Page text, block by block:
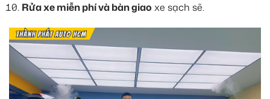
Rửa xe miễn phí và bàn giao xe sạch sẽ.